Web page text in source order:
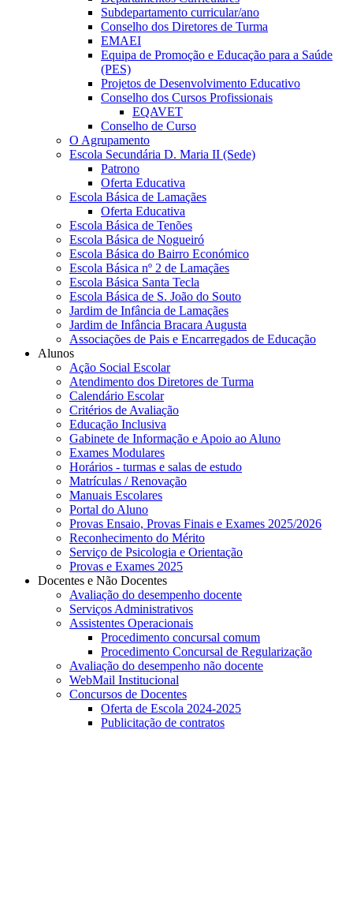
Subdepartamento curricular/ano
Conselho dos Diretores de Turma
EMAEI
Equipa de Promoção e Educação para a Saúde
(PES)
Projetos de Desenvolvimento Educativo
Conselho dos Cursos Profissionais
EQAVET
Conselho de Curso
O Agrupamento
Escola Secundária D. Maria II (Sede)
Patrono
Oferta Educativa
Escola Básica de Lamaçães
Oferta Educativa
Escola Básica de Tenões
Escola Básica de Nogueiró
Escola Básica do Bairro Económico
Escola Básica nº 2 de Lamaçães
Escola Básica Santa Tecla
Escola Básica de S. João do Souto
Jardim de Infância de Lamaçães
Jardim de Infância Bracara Augusta
Associações de Pais e Encarregados de Educação
Alunos
Ação Social Escolar
Atendimento dos Diretores de Turma
Calendário Escolar
Critérios de Avaliação
Educação Inclusiva
Gabinete de Informação e Apoio ao Aluno
Exames Modulares
Horários - turmas e salas de estudo
Matrículas / Renovação
Manuais Escolares
Portal do Aluno
Provas Ensaio, Provas Finais e Exames 2025/2026
Reconhecimento do Mérito
Serviço de Psicologia e Orientação
Provas e Exames 2025
Docentes e Não Docentes
Avaliação do desempenho docente
Serviços Administrativos
Assistentes Operacionais
Procedimento concursal comum
Procedimento Concursal de Regularização
Avaliação do desempenho não docente
WebMail Institucional
Concursos de Docentes
Oferta de Escola 2024-2025
Publicitação de contratos